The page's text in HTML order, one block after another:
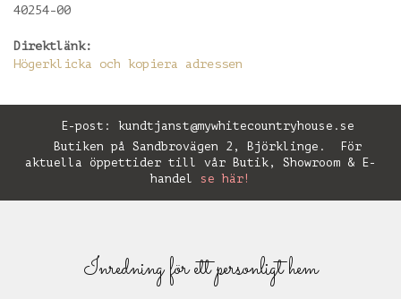
40254-00
Direktlänk:
Högerklicka och kopiera adressen
E-post: kundtjanst@mywhitecountryhouse.se
Butiken på Sandbrovägen 2, Björklinge. För
aktuella öppettider till vår Butik, Showroom & E-
handel se här!
Inredning för ett personligt hem